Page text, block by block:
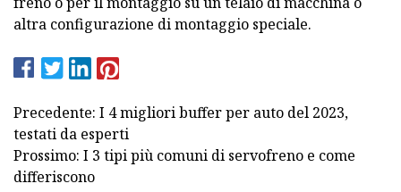
altra configurazione di montaggio speciale.
Precedente: I 4 migliori buffer per auto del 2023,
testati da esperti
Prossimo: I 3 tipi più comuni di servofreno e come
differiscono